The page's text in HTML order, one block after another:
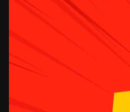
La plataforma
trabajo. Más
entre